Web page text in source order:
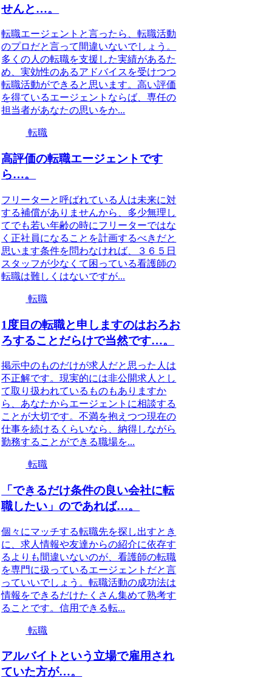
せんと…。
転職エージェントと言ったら、転職活動
のプロだと言って間違いないでしょう。
多くの人の転職を支援した実績があるた
め、実効性のあるアドバイスを受けつつ
転職活動ができると思います。高い評価
を得ているエージェントならば、専任の
担当者があなたの思いをか...
転職
高評価の転職エージェントです
ら…。
フリーターと呼ばれている人は未来に対
する補償がありませんから、多少無理し
てでも若い年齢の時にフリーターではな
く正社員になることを計画するべきだと
思います条件を問わなければ、３６５日
スタッフが少なくて困っている看護師の
転職は難しくはないですが...
転職
1度目の転職と申しますのはおろお
ろすることだらけで当然です…。
掲示中のものだけが求人だと思った人は
不正解です。現実的には非公開求人とし
て取り扱われているものもありますか
ら、あなたからエージェントに相談する
ことが大切です。不満を抱えつつ現在の
仕事を続けるくらいなら、納得しながら
勤務することができる職場を...
転職
「できるだけ条件の良い会社に転
職したい」のであれば…。
個々にマッチする転職先を探し出すとき
に、求人情報や友達からの紹介に依存す
るよりも間違いないのが、看護師の転職
を専門に扱っているエージェントだと言
っていいでしょう。転職活動の成功法は
情報をできるだけたくさん集めて熟考す
ることです。信用できる転...
転職
アルバイトという立場で雇用され
ていた方が…。